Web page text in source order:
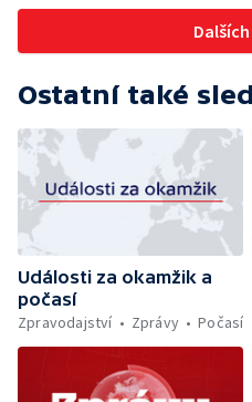
Ostatní také
Události za okamžik a
počasí
Zpravodajství
Zprávy Počasí